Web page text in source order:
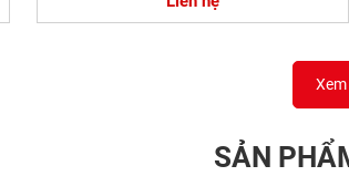
SẢN